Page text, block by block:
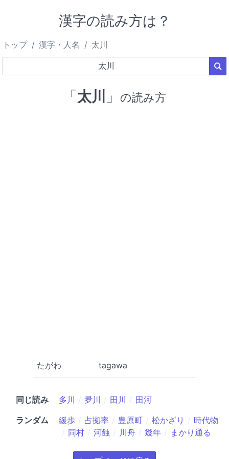
漢字の読み方は？
トップ 漢字・人名 太川
「太川 」 の読み方
たがわ tagawa
同じ読み 多川 夛川 田川
田河
ランダム
緩歩 占拠率 豊原町 松かざり
時代物
同村
河蝕 川舟 幾年 まかり通る